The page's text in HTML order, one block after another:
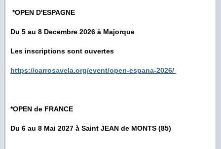
*OPEN D'ESPAGNE
Du 5 au 8 Decembre 2026 à Majorque
Les inscriptions sont ouvertes
https://carrosavela.org/event/open-espana-2026/
*OPEN de FRANCE
Du 6 au 8 Mai 2027 à Saint JEAN de MONTS (85)